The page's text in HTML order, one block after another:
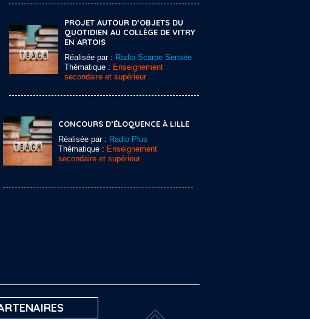
PROJET AUTOUR D’OBJETS DU
QUOTIDIEN AU COLLÈGE DE VITRY
EN ARTOIS
Réalisée par : Radio Scarpe Sensée
Thématique : Enseignement
secondaire et supérieur
CONCOURS D’ÉLOQUENCE À LILLE
Réalisée par : Radio Plus
Thématique : Enseignement
secondaire et supérieur